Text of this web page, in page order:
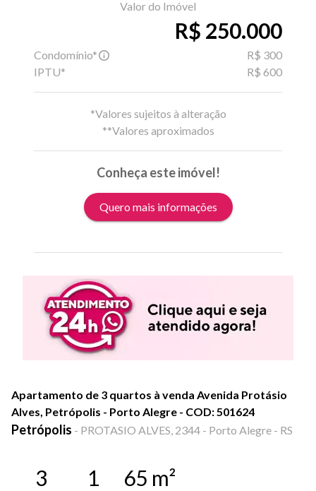
Valor do Imóvel
R$ 250.000
Condomínio*
R$ 300
IPTU*
R$ 600
*Valores sujeitos à alteração
**Valores aproximados
Conheça este imóvel!
Quero mais informações
Apartamento de 3 quartos à venda Avenida Protásio
Alves, Petrópolis - Porto Alegre - COD: 501624
Petrópolis - PROTASIO ALVES, 2344 - Porto Alegre - RS
3 1 65 m²